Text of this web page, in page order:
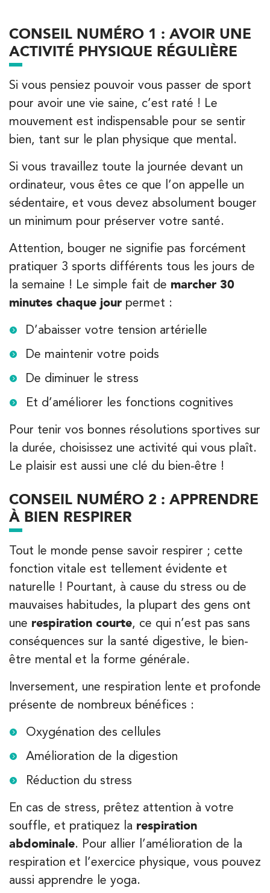
CONSEIL NUMÉRO 1 : AVOIR UNE
ACTIVITÉ PHYSIQUE RÉGULIÈRE
Si vous pensiez pouvoir vous passer de sport
pour avoir une vie saine, c’est raté ! Le
mouvement est indispensable pour se sentir
bien, tant sur le plan physique que mental.
Si vous travaillez toute la journée devant un
ordinateur, vous êtes ce que l’on appelle un
sédentaire, et vous devez absolument bouger
un minimum pour préserver votre santé.
Attention, bouger ne signifie pas forcément
pratiquer 3 sports différents tous les jours de
la semaine ! Le simple fait de marcher 30
minutes chaque jour permet :
D’abaisser votre tension artérielle
De maintenir votre poids
De diminuer le stress
Et d’améliorer les fonctions cognitives
Pour tenir vos bonnes résolutions sportives sur
la durée, choisissez une activité qui vous plaît.
Le plaisir est aussi une clé du bien-être !
CONSEIL NUMÉRO 2 : APPRENDRE
À BIEN RESPIRER
Tout le monde pense savoir respirer ; cette
fonction vitale est tellement évidente et
naturelle ! Pourtant, à cause du stress ou de
mauvaises habitudes, la plupart des gens ont
une respiration courte, ce qui n’est pas sans
conséquences sur la santé digestive, le bien-
être mental et la forme générale.
Inversement, une respiration lente et profonde
présente de nombreux bénéfices :
Oxygénation des cellules
Amélioration de la digestion
Réduction du stress
En cas de stress, prêtez attention à votre
souffle, et pratiquez la respiration
abdominale. Pour allier l’amélioration de la
respiration et l’exercice physique, vous pouvez
aussi apprendre le yoga.
Trouvez votre cabinet de
kinésithérapie IK
Entrez votre adresse afin de trouver le cabinet IK la plus
proche de chez vous :
Filtrer lescabinets avec balnéothérapie
Châtenay-Malabry
380 Av. de la Division Leclerc 92290 Châtenay-
01 43 50 05 24
Kinésithérapie Balnéothérapie
IK Paris 16 – Trocadéro
8 Avenue de Camoens 75116 Paris
PRENEZ RDV SUR
Kinésithérapie
IK Paris 15 – Ségur
12 Rue César Franck 75015 Paris
12 Rue César Franck 75015 Paris
01 43 31 00 33
PRENEZ RDV SUR
PRENEZ RDV SUR
Kinésithérapie
IK Paris 6 – Cassette
1 Rue Cassette 75006 Paris
1 Rue Cassette 75006 Paris
01 42 84 06 95
PRENEZ RDV SUR
PRENEZ RDV SUR
Kinésithérapie